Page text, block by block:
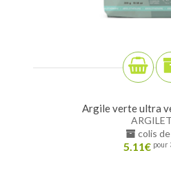
Argile verte ultra
colis
5.11€ pour